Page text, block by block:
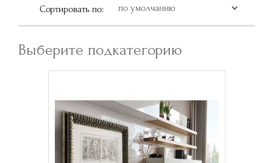
Сортировать по:
Выберите подкатегорию